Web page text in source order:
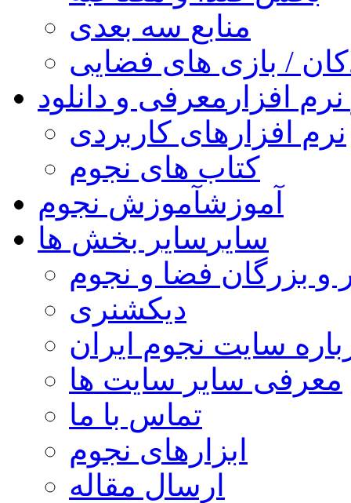
منابع سه بعدی
/ بازی های فضایی
افزار معرفی و دانلود
نرم افزارهای کاربردی
کتاب های نجوم
آموزشآموزش نجوم
سایر سایر بخش ها
و بزرگان فضا و نجوم
دیکشنری
سایت نجوم ایران
معرفی سایر سایت ها
تماس با ما
ابزارهای نجوم
ارسال مقاله